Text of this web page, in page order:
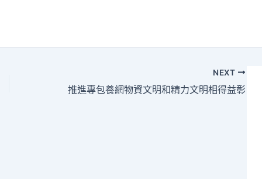
NEXT
推進專包養網物資文明和精力文明相得益彰